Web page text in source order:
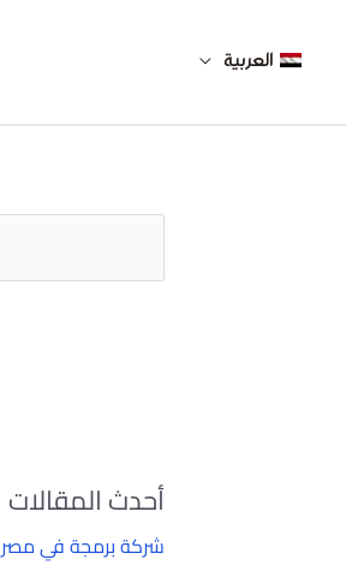
العربية
أحدث المقالات
شركة برمجة في مصر